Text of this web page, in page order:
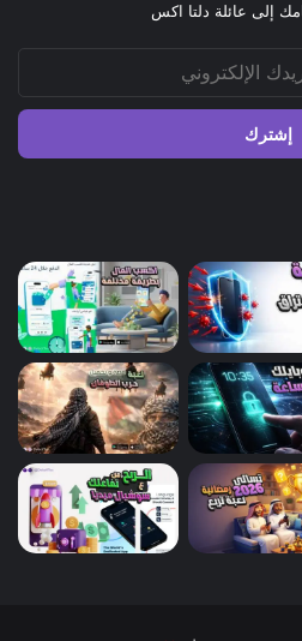
إلى عائلة دلتا اكس